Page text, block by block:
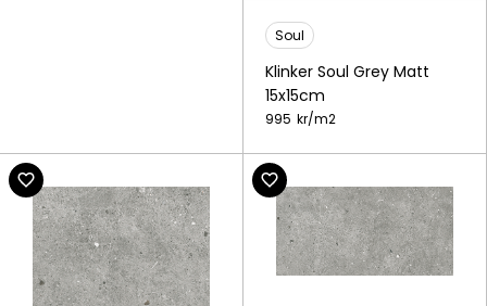
Soul
Klinker Soul Grey Matt
15x15cm
995 kr/m2